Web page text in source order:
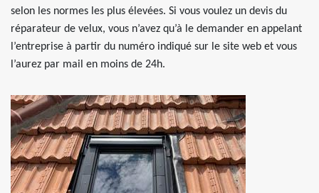
selon les normes les plus élevées. Si vous voulez un devis du
réparateur de velux, vous n’avez qu’à le demander en appelant
l’entreprise à partir du numéro indiqué sur le site web et vous
l’aurez par mail en moins de 24h.